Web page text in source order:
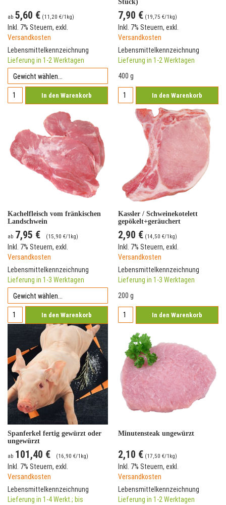
ab 5,60 € (11,20 €/1kg)
Inkl. 7% Steuern, exkl.
Versandkosten
Lebensmittelkennzeichnung
Lieferung in 1-2 Werktagen
In den Warenkorb
Stück)
7,90 € (19,75 €/1kg)
Inkl. 7% Steuern, exkl.
Versandkosten
Lebensmittelkennzeichnung
Lieferung in 1-2 Werktagen
400 g
In den Warenkorb
Kachelfleisch vom fränkischen
Landschwein
ab 7,95 € (15,90 €/1kg)
Inkl. 7% Steuern, exkl.
Versandkosten
Lebensmittelkennzeichnung
Lieferung in 1-3 Werktagen
In den Warenkorb
Kassler / Schweinekotelett
gepökelt+geräuchert
2,90 € (14,50 €/1kg)
Inkl. 7% Steuern, exkl.
Versandkosten
Lebensmittelkennzeichnung
Lieferung in 1-3 Werktagen
200 g
In den Warenkorb
Spanferkel fertig gewürzt oder
ungewürzt
ab 101,40 € (16,90 €/1kg)
Inkl. 7% Steuern, exkl.
Versandkosten
Lebensmittelkennzeichnung
Lieferung in 1-4 Werkt.; bis
Minutensteak ungewürzt
2,10 € (17,50 €/1kg)
Inkl. 7% Steuern, exkl.
Versandkosten
Lebensmittelkennzeichnung
Lieferung in 1-2 Werktagen